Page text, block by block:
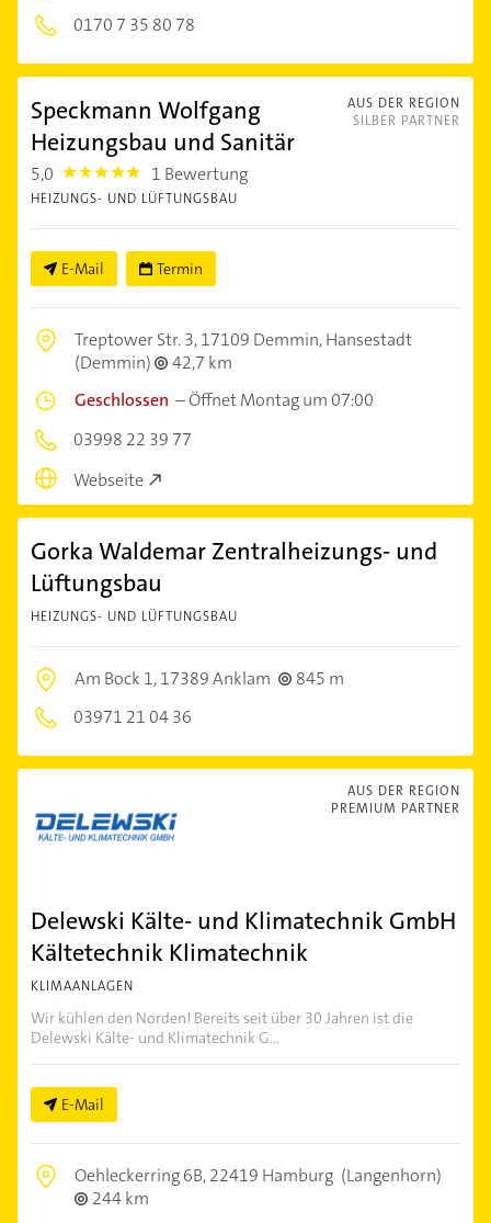
0170 7 35 80 78
AUS DER REGION
SILBER PARTNER
Speckmann Wolfgang
Heizungsbau und Sanitär
5,0 5.0 1 Bewertung
HEIZUNGS- UND LÜFTUNGSBAU
E-Mail Termin
Treptower Str. 3,17109 Demmin, Hansestadt
(Demmin)
42,7 km
Geschlossen –Öffnet Montag um 07:00
03998 22 39 77
Webseite
Gorka Waldemar Zentralheizungs- und
Lüftungsbau
HEIZUNGS- UND LÜFTUNGSBAU
Am Bock 1,17389 Anklam
845 m
03971 21 04 36
AUS DER REGION
PREMIUM PARTNER
Delewski Kälte- und Klimatechnik GmbH
Kältetechnik Klimatechnik
KLIMAANLAGEN
Wir kühlen den Norden! Bereits seit über 30 Jahren ist die
Delewski Kälte- und Klimatechnik G...
E-Mail
Oehleckerring 6B,22419 Hamburg (Langenhorn)
244 km